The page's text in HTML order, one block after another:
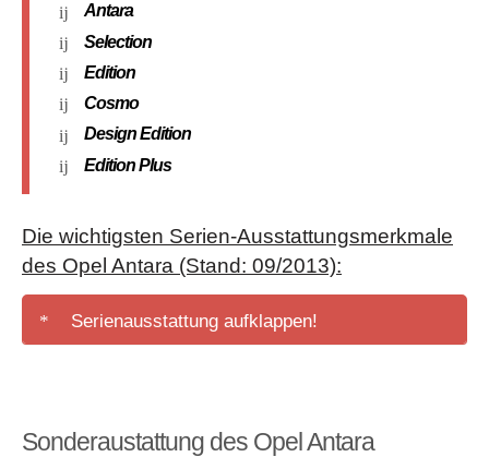
Antara
Selection
Edition
Cosmo
Design Edition
Edition Plus
Die wichtigsten Serien-Ausstattungsmerkmale
des Opel Antara (Stand: 09/2013):
Serienausstattung aufklappen!
Allradantrieb(ab "Cosmo")
Sonderaustattung des Opel Antara